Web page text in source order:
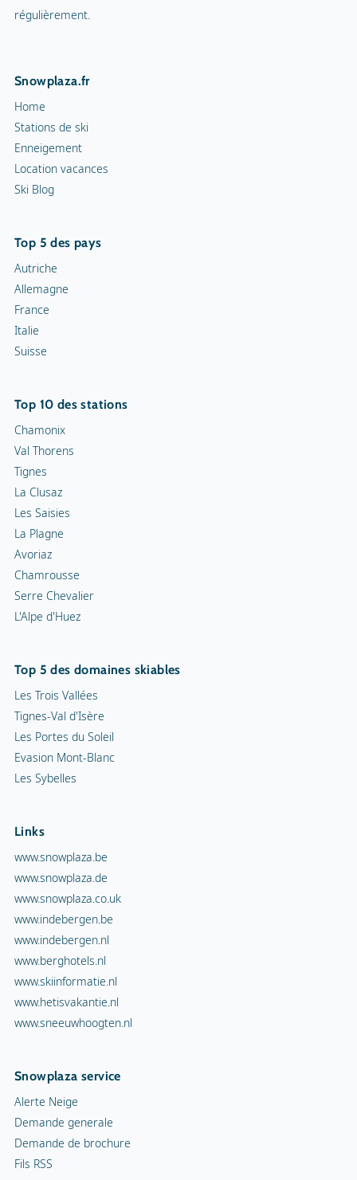
régulièrement.
Snowplaza.fr
Home
Stations de ski
Enneigement
Location vacances
Ski Blog
Top 5 des pays
Autriche
Allemagne
France
Italie
Suisse
Top 10 des stations
Chamonix
Val Thorens
Tignes
La Clusaz
Les Saisies
La Plagne
Avoriaz
Chamrousse
Serre Chevalier
L'Alpe d'Huez
Top 5 des domaines skiables
Les Trois Vallées
Tignes-Val d'Isère
Les Portes du Soleil
Evasion Mont-Blanc
Les Sybelles
Links
www.snowplaza.be
www.snowplaza.de
www.snowplaza.co.uk
www.indebergen.be
www.indebergen.nl
www.berghotels.nl
www.skiinformatie.nl
www.hetisvakantie.nl
www.sneeuwhoogten.nl
Snowplaza service
Alerte Neige
Demande generale
Demande de brochure
Fils RSS